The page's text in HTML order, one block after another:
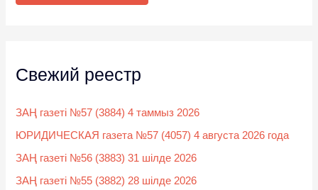
Свежий реестр
ЗАҢ газеті №57 (3884) 4 таммыз 2026
ЮРИДИЧЕСКАЯ газета №57 (4057) 4 августа 2026 года
ЗАҢ газеті №56 (3883) 31 шілде 2026
ЗАҢ газеті №55 (3882) 28 шілде 2026